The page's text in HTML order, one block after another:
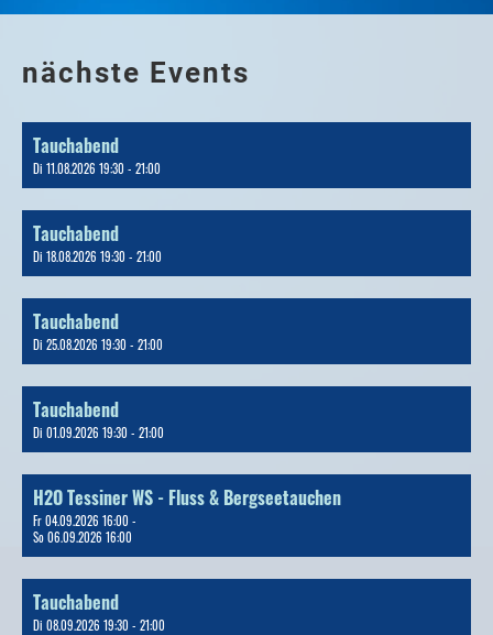
nächste Events
Tauchabend
Di 11.08.2026 19:30 - 21:00
Tauchabend
Di 18.08.2026 19:30 - 21:00
Tauchabend
Di 25.08.2026 19:30 - 21:00
Tauchabend
Di 01.09.2026 19:30 - 21:00
H2O Tessiner WS - Fluss & Bergseetauchen
Fr 04.09.2026 16:00 -
So 06.09.2026 16:00
Tauchabend
Di 08.09.2026 19:30 - 21:00